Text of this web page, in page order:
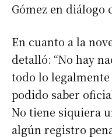
Gómez en diálogo
En cuanto a la
detalló: “No hay
todo lo
podido saber
No tiene siquiera
algún registro